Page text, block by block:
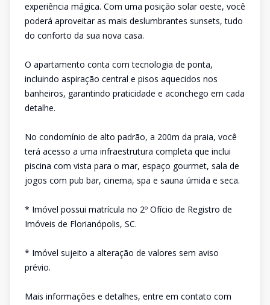
experiência mágica. Com uma posição solar oeste, você
poderá aproveitar as mais deslumbrantes sunsets, tudo
do conforto da sua nova casa.
O apartamento conta com tecnologia de ponta,
incluindo aspiração central e pisos aquecidos nos
banheiros, garantindo praticidade e aconchego em cada
detalhe.
No condomínio de alto padrão, a 200m da praia, você
terá acesso a uma infraestrutura completa que inclui
piscina com vista para o mar, espaço gourmet, sala de
jogos com pub bar, cinema, spa e sauna úmida e seca.
* Imóvel possui matrícula no 2º Ofício de Registro de
Imóveis de Florianópolis, SC.
* Imóvel sujeito a alteração de valores sem aviso
prévio.
Mais informações e detalhes, entre em contato com